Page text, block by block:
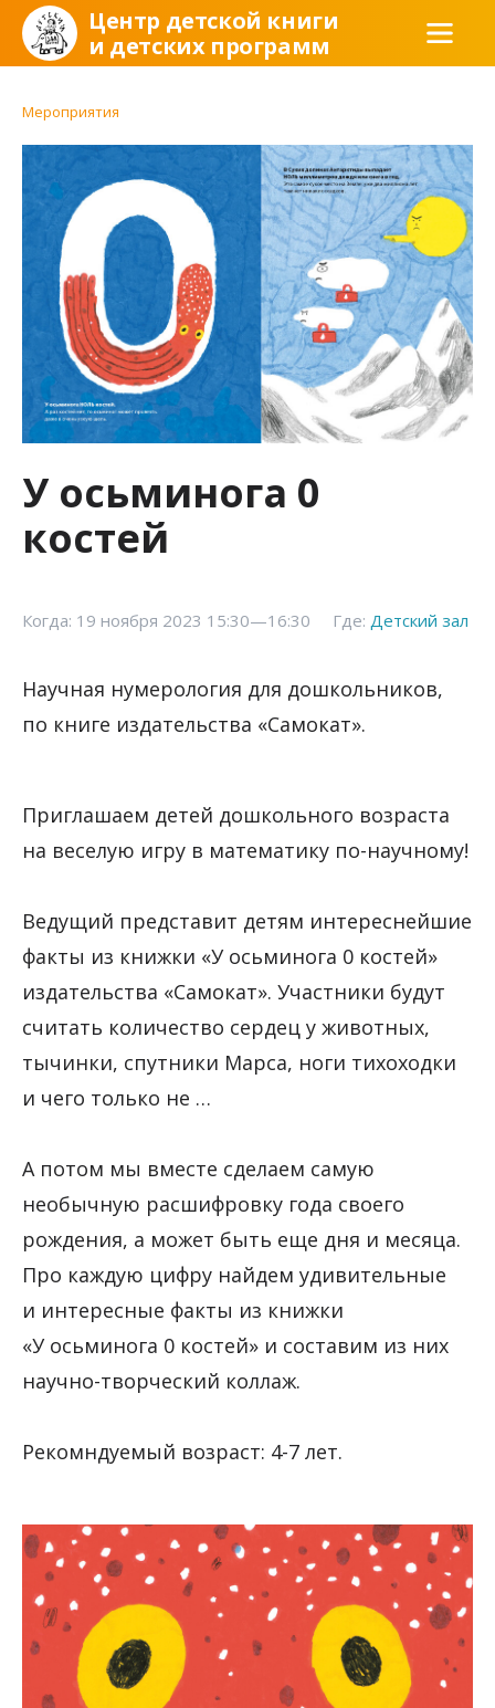
Центр детской книги
и детских программ
Мероприятия
У осьминога 0
костей
Когда: 19 ноября 2023 15:30—16:30 Где: Детский зал
Научная нумерология для дошкольников,
по книге издательства «Самокат».
Приглашаем детей дошкольного возраста
на веселую игру в математику по-научному!
Ведущий представит детям интереснейшие
факты из книжки «У осьминога 0 костей»
издательства «Самокат». Участники будут
считать количество сердец у животных,
тычинки, спутники Марса, ноги тихоходки
и чего только не …
А потом мы вместе сделаем самую
необычную расшифровку года своего
рождения, а может быть еще дня и месяца.
Про каждую цифру найдем удивительные
и интересные факты из книжки
«У осьминога 0 костей» и составим из них
научно-творческий коллаж.
Рекомндуемый возраст: 4-7 лет.